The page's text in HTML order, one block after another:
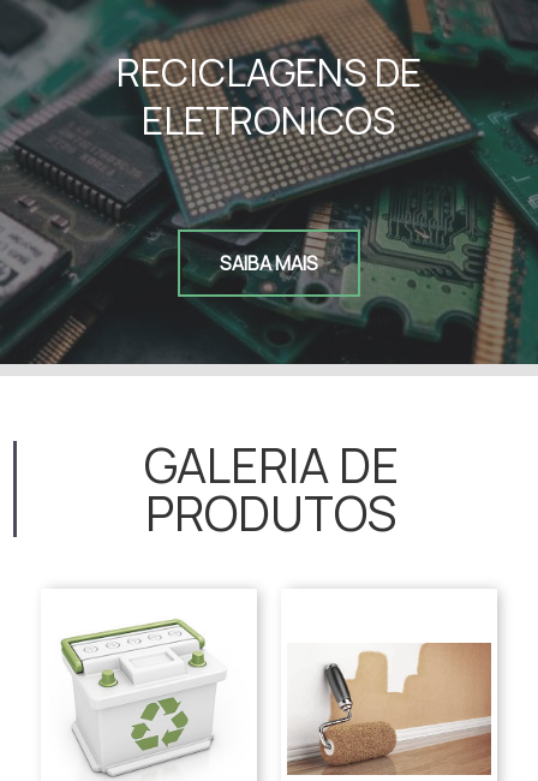
RECICLAGENS DE
ELETRONICOS
SAIBA MAIS
GALERIA DE
PRODUTOS